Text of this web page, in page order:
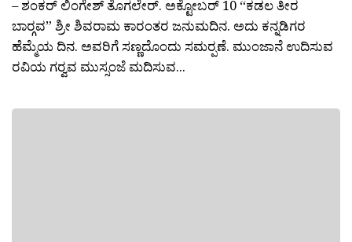
– ಶಂಕರ್ ಲಿಂಗೇಶ್ ತೊಗಲೇರ್. ಅಕ್ಟೋಬರ್ 10 “ಕಡಲ ತೀರ
ಬಾರ‍್ಗವ” ಶ್ರೀ ಶಿವರಾಮ ಕಾರಂತರ ಜನುಮದಿನ. ಅದು ಕನ್ನಡಿಗರ
ಹೆಮ್ಮೆಯ ದಿನ. ಅವರಿಗೆ ಸಣ್ಣದೊಂದು ಸಮರ‍್ಪಣೆ. ಮುಂಜಾನೆ ಉದಿಸುವ
ರವಿಯ ಗರ‍್ವವ ಮುಸ್ಸಂಜೆ ಮದಿಸುವ...